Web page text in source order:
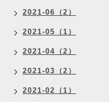
2021-06（2）
2021-05（1）
2021-04（2）
2021-03（2）
2021-02（1）